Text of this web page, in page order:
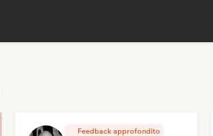
Feedback approfondito